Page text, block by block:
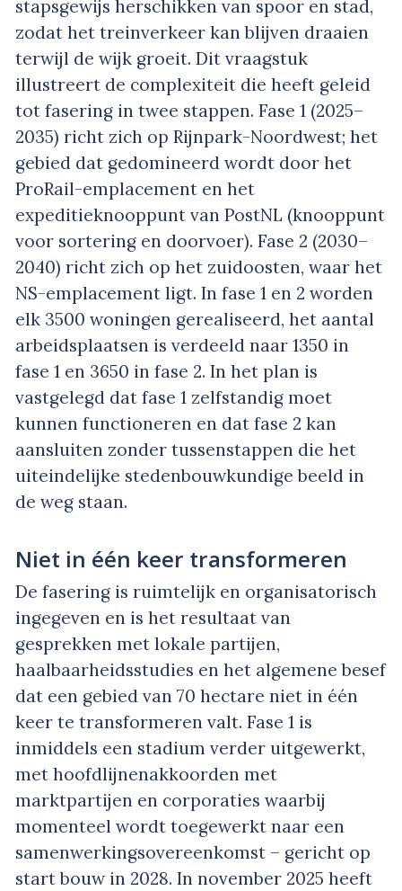
stapsgewijs herschikken van spoor en stad,
zodat het treinverkeer kan blijven draaien
terwijl de wijk groeit. Dit vraagstuk
illustreert de complexiteit die heeft geleid
tot fasering in twee stappen. Fase 1 (2025–
2035) richt zich op Rijnpark-Noordwest; het
gebied dat gedomineerd wordt door het
ProRail-emplacement en het
expeditieknooppunt van PostNL (knooppunt
voor sortering en doorvoer). Fase 2 (2030–
2040) richt zich op het zuidoosten, waar het
NS-emplacement ligt. In fase 1 en 2 worden
elk 3500 woningen gerealiseerd, het aantal
arbeidsplaatsen is verdeeld naar 1350 in
fase 1 en 3650 in fase 2. In het plan is
vastgelegd dat fase 1 zelfstandig moet
kunnen functioneren en dat fase 2 kan
aansluiten zonder tussenstappen die het
uiteindelijke stedenbouwkundige beeld in
de weg staan.
Niet in één keer transformeren
De fasering is ruimtelijk en organisatorisch
ingegeven en is het resultaat van
gesprekken met lokale partijen,
haalbaarheidsstudies en het algemene besef
dat een gebied van 70 hectare niet in één
keer te transformeren valt. Fase 1 is
inmiddels een stadium verder uitgewerkt,
met hoofdlijnenakkoorden met
marktpartijen en corporaties waarbij
momenteel wordt toegewerkt naar een
samenwerkingsovereenkomst – gericht op
start bouw in 2028. In november 2025 heeft